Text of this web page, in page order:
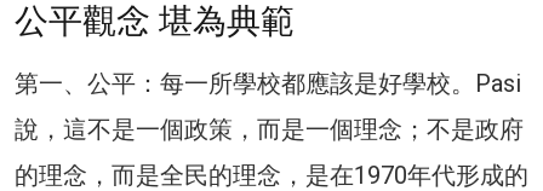
公平觀念 堪為典範
第一、公平：每一所學校都應該是好學校。Pasi
說，這不是一個政策，而是一個理念；不是政府
的理念，而是全民的理念，是在1970年代形成的